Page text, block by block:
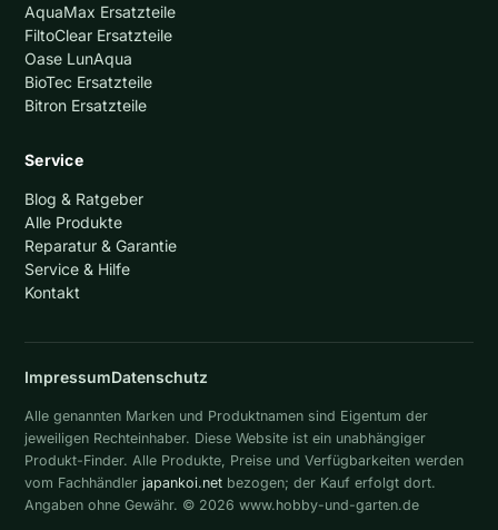
AquaMax Ersatzteile
FiltoClear Ersatzteile
Oase LunAqua
BioTec Ersatzteile
Bitron Ersatzteile
Service
Blog & Ratgeber
Alle Produkte
Reparatur & Garantie
Service & Hilfe
Kontakt
ImpressumDatenschutz
Alle genannten Marken und Produktnamen sind Eigentum der
jeweiligen Rechteinhaber. Diese Website ist ein unabhängiger
Produkt-Finder. Alle Produkte, Preise und Verfügbarkeiten werden
vom Fachhändler japankoi.net bezogen; der Kauf erfolgt dort.
Angaben ohne Gewähr. © 2026 www.hobby-und-garten.de